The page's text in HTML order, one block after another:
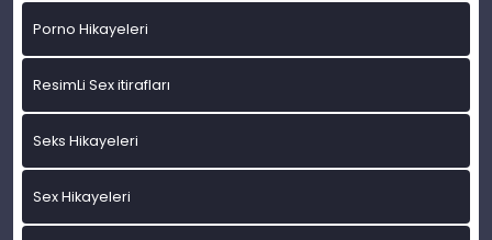
Porno Hikayeleri
ResimLi Sex itirafları
Seks Hikayeleri
Sex Hikayeleri